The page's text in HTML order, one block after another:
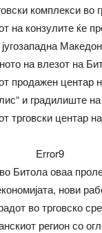
комплекси во
на конзулите ќе
на влезот на
продажен центар
и градилиште
трговски центар
Error9
Битола оваа
нови
во трговско
регион со